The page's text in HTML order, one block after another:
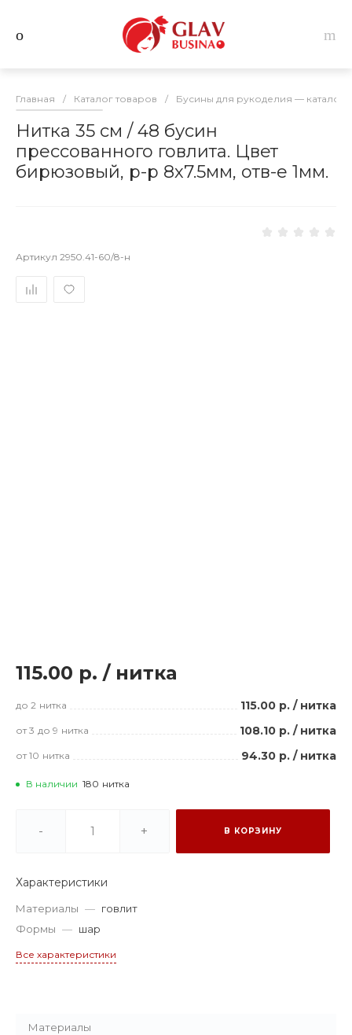
Главная / Каталог товаров / Бусины для рукоделия — каталог
Нитка 35 см / 48 бусин
прессованного говлита. Цвет
бирюзовый, р-р 8х7.5мм, отв-е 1мм.
Артикул 2950.41-60/8-н
115.00 р. / нитка
до 2 нитка 115.00 р. / нитка
от 3 до 9 нитка 108.10 р. / нитка
от 10 нитка 94.30 р. / нитка
В наличии 180 нитка
- + В КОРЗИНУ
Характеристики
Материалы — говлит
Формы — шар
Все характеристики
Материалы